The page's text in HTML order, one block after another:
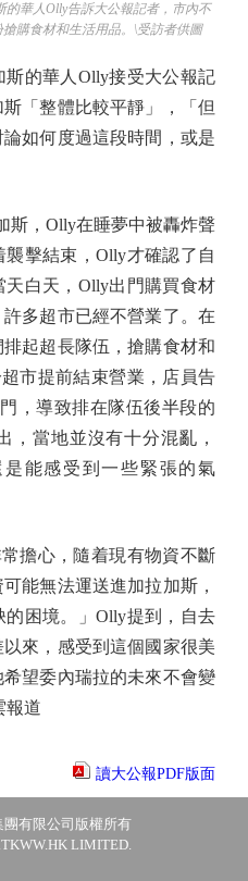
華人Olly告訴大公報記者，市內不
購食材和生活用品。\受訪者供圖
的華人Olly接受大公報記
「整體比較平靜」，「但
如何度過這段時間，或是
，Olly在睡夢中被轟炸聲
擊結束，Olly才確認了自
白天，Olly出門購買食材
多超市已經不營業了。在
起超長隊伍，搶購食材和
市提前結束營業，店員告
，導致排在隊伍後半段的
，當地並沒有十分混亂，
是能感受到一些緊張的氣
心，隨着現有物資不斷
能無法運送進加拉加斯，
困境。」Olly提到，自去
來，感受到這個國家很美
望委內瑞拉的未來不會變
報道
讀大公報PDF版面
有限公司版權所有
LIMITED.